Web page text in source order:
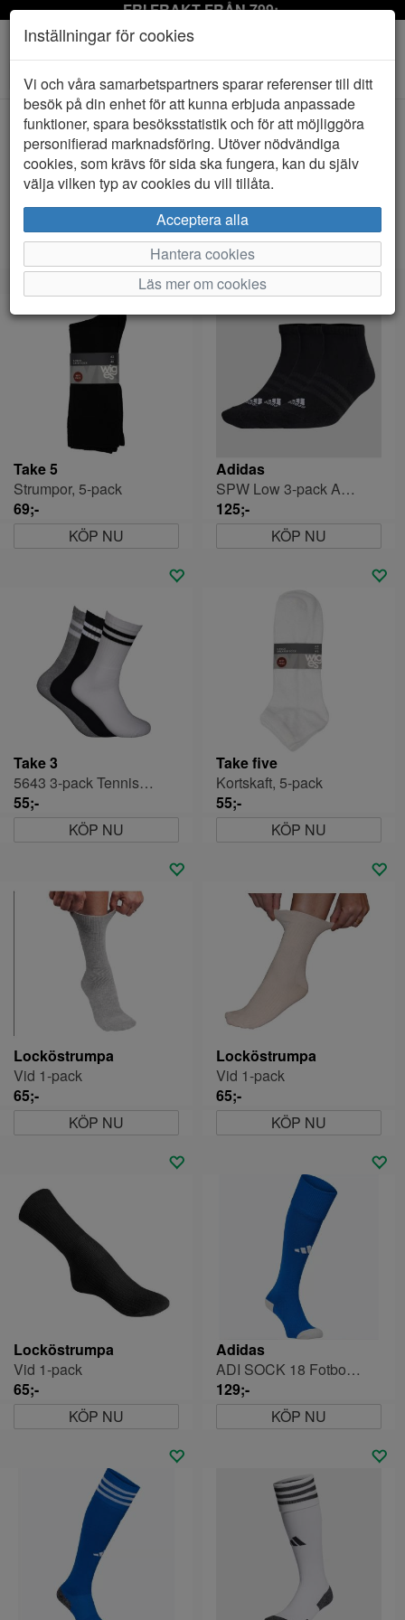
FRI FRAKT FRÅN 799:-
Toggle
navigation
Visa filter
Strumpor och stödstrumpor till herr
Sortera efter:
Take 5
Strumpor, 5-pack
69;-
KÖP NU
Adidas
SPW Low 3-pack Ankelsock
125;-
KÖP NU
Take 3
5643 3-pack Tennissockar
55;-
KÖP NU
Take five
Kortskaft, 5-pack
55;-
KÖP NU
Locköstrumpa
Vid 1-pack
65;-
KÖP NU
Locköstrumpa
Vid 1-pack
65;-
KÖP NU
Locköstrumpa
Vid 1-pack
65;-
KÖP NU
Adidas
ADI SOCK 18 Fotbollsstrumpa
129;-
KÖP NU
Inställningar för cookies
Vi och våra samarbetspartners sparar referenser till ditt
besök på din enhet för att kunna erbjuda anpassade
funktioner, spara besöksstatistik och för att möjliggöra
personifierad marknadsföring. Utöver nödvändiga
cookies, som krävs för sida ska fungera, kan du själv
välja vilken typ av cookies du vill tillåta.
Acceptera alla
Hantera cookies
Läs mer om cookies